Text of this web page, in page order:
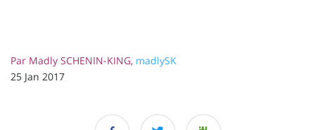
Par Madly SCHENIN-KING, madlySK
25 Jan 2017